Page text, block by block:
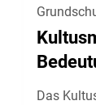
Das